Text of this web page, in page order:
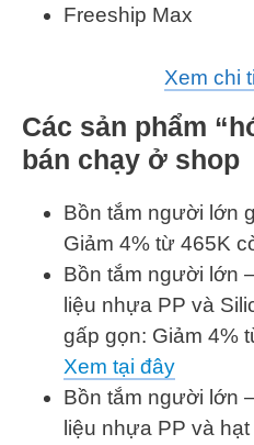
Freeship Max
Xem chi
Các sản phẩm
bán chạy ở shop
Bồn tắm người lớn
Giảm 4% từ 465K
Bồn tắm người lớn
liệu nhựa PP và
gấp gọn: Giảm 4%
Xem tại đây
Bồn tắm người lớn
liệu nhựa PP và